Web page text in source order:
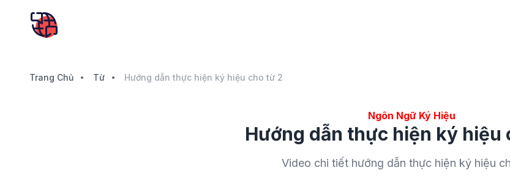
Trang Chủ Từ Hướng dẫn thực hiện ký hiệu cho từ 2
Ngôn Ngữ Ký Hiệu
Hướng dẫn thực hiện ký hiệu
Video chi tiết hướng dẫn thực hiện ký hiệu